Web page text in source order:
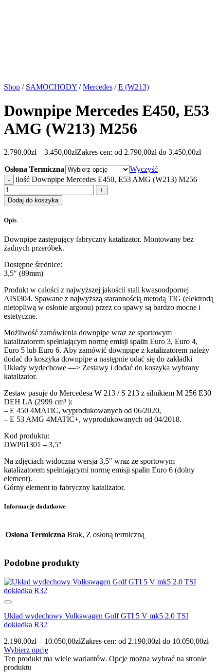
Shop / SAMOCHODY / Mercedes / E (W213)
Downpipe Mercedes E450, E53
AMG (W213) M256
2.790,00zł – 3.450,00złZakres cen: od 2.790,00zł do 3.450,00zł
Osłona Termiczna
Wyczyść
ilość Downpipe Mercedes E450, E53 AMG (W213) M256
Dodaj do koszyka
Opis
Downpipe zastępujący fabryczny katalizator. Montowany bez
żadnych przeróbek.
Dostępne średnice:
3,5″ (89mm)
Produkt w całości z najwyższej jakościi stali kwasoodpornej
AISI304. Spawane z najwyższą starannością metodą TIG (elektrodą
nietopliwą w osłonie argonu) przez co spawy są bardzo mocne i
estetyczne.
Możliwość zamówienia downpipe wraz ze sportowym
katalizatorem spełniającym normę emisji spalin Euro 3, Euro 4,
Euro 5 lub Euro 6. Aby zamówić downpipe z katalizatorem należy
dodać do koszyka downpipe a następnie udać się do zakładki
Układy wydechowe —> Zestawy i dodać do koszyka wybrany
katalizator.
Zestaw pasuje do Mercedesa W 213 / S 213 z silnikiem M 256 E30
DEH LA (2999 cm³ ):
– E 450 4MATIC, wyprodukowanych od 06/2020,
– E 53 AMG 4MATIC+, wyprodukowanych od 04/2018.
Kod produktu:
DWP61301 – 3,5″
Na zdjęciach widoczna wersja 3,5″ wraz ze sportowym
katalizatorem spełniającymi normę emisji spalin Euro 6 (dolny
element).
Górny element to fabryczny katalizator.
Informacje dodatkowe
Osłona Termiczna Brak, Z osłoną termiczną
Podobne produkty
Układ wydechowy Volkswagen Golf GTI 5 V mk5 2.0 TSI
dokładka R32
2.190,00zł – 10.050,00złZakres cen: od 2.190,00zł do 10.050,00zł
Wybierz opcje
Ten produkt ma wiele wariantów. Opcje można wybrać na stronie
produktu